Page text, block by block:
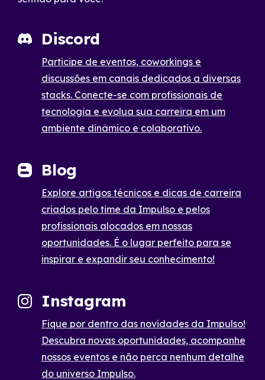
Discord
Participe de eventos, coworkings e
discussões em canais dedicados a diversas
stacks. Conecte-se com profissionais de
tecnologia e evolua sua carreira em um
ambiente dinâmico e colaborativo.
Blog
Explore artigos técnicos e dicas de carreira
criados pelo time da Impulso e pelos
profissionais alocados em nossas
oportunidades. É o lugar perfeito para se
inspirar e expandir seu conhecimento!
Instagram
Fique por dentro das novidades da Impulso!
Descubra novas oportunidades, acompanhe
nossos eventos e não perca nenhum detalhe
do universo Impulso.